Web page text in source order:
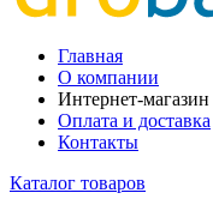
Главная
О компании
Интернет-магазин
Оплата и доставка
Контакты
Каталог товаров